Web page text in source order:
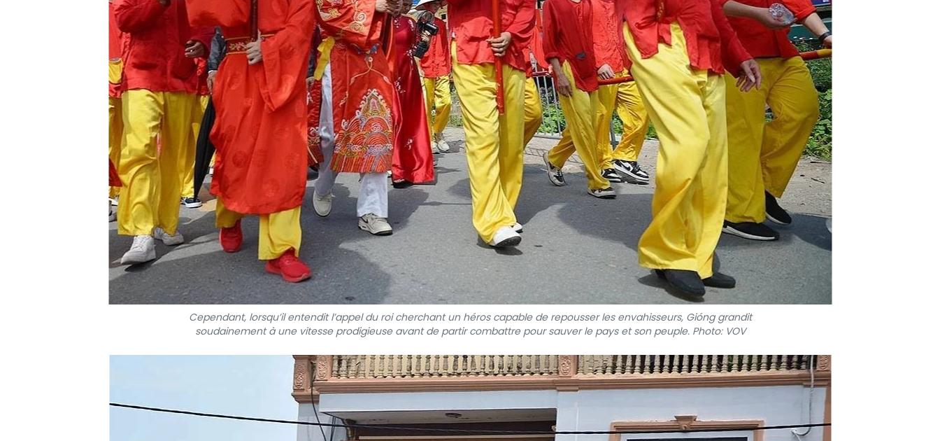
Cependant, lorsqu’il entendit l’appel du roi cherchant un héros capable de repousser les envahisseurs, Gióng grandit
soudainement à une vitesse prodigieuse avant de partir combattre pour sauver le pays et son peuple. Photo: VOV